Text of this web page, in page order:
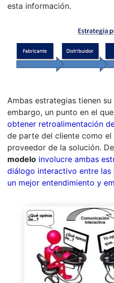
esta información.
Ambas estrategias tienen su
embargo, un punto en el que
obtener retroalimentación
de parte del cliente como
proveedor de la solución.
modelo involucre ambas
diálogo interactivo entre las
un mejor entendimiento y